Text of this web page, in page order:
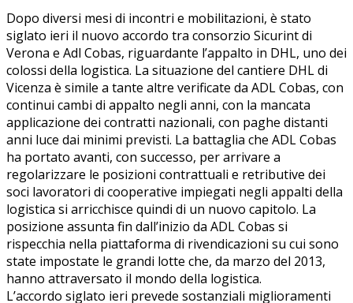
Dopo diversi mesi di incontri e mobilitazioni, è stato
siglato ieri il nuovo accordo tra consorzio Sicurint di
Verona e Adl Cobas, riguardante l’appalto in DHL, uno dei
colossi della logistica. La situazione del cantiere DHL di
Vicenza è simile a tante altre verificate da ADL Cobas, con
continui cambi di appalto negli anni, con la mancata
applicazione dei contratti nazionali, con paghe distanti
anni luce dai minimi previsti. La battaglia che ADL Cobas
ha portato avanti, con successo, per arrivare a
regolarizzare le posizioni contrattuali e retributive dei
soci lavoratori di cooperative impiegati negli appalti della
logistica si arricchisce quindi di un nuovo capitolo. La
posizione assunta fin dall’inizio da ADL Cobas si
rispecchia nella piattaforma di rivendicazioni su cui sono
state impostate le grandi lotte che, da marzo del 2013,
hanno attraversato il mondo della logistica.
L’accordo siglato ieri prevede sostanziali miglioramenti